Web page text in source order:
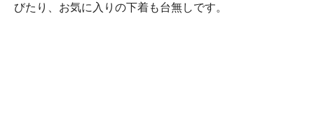
びたり、お気に入りの下着も台無しです。